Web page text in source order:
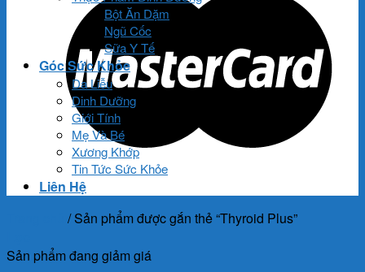
Bột Ăn Dặm
Ngũ Cốc
Sữa Y Tế
Góc Sức Khỏe
Da Liễu
Dinh Dưỡng
Giới Tính
Mẹ Và Bé
Xương Khớp
Tin Tức Sức Khỏe
Liên Hệ
/Sản phẩm được gắn thẻ “Thyroid Plus”
Sản phẩm đang giảm giá